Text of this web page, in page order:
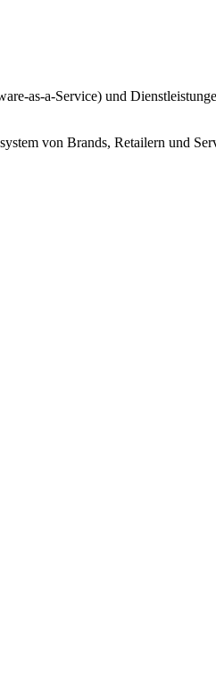
as-a-Service) und
von Brands, Retailern und